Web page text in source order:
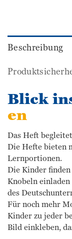
Beschreibung
Blick
en
Das Heft
Die Hefte bieten
Lernportionen.
Die Kinder
Knobeln
des
Für noch mehr
Kinder zu jeder
Bild einkleben,